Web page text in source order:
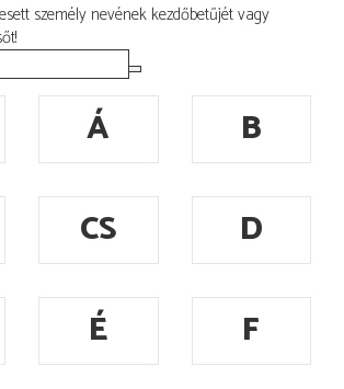
személy nevének kezdőbetűjét vagy
Á
B
CS
D
É
F